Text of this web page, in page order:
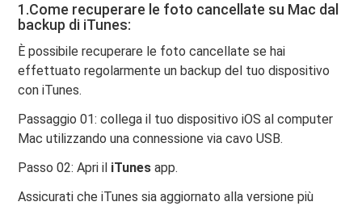
1.Come recuperare le foto cancellate su Mac dal
backup di iTunes:
È possibile recuperare le foto cancellate se hai
effettuato regolarmente un backup del tuo dispositivo
con iTunes.
Passaggio 01: collega il tuo dispositivo iOS al computer
Mac utilizzando una connessione via cavo USB.
Passo 02: Apri il iTunes app.
Assicurati che iTunes sia aggiornato alla versione più